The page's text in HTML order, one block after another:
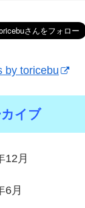
by toricebu
イブ
12月
6月